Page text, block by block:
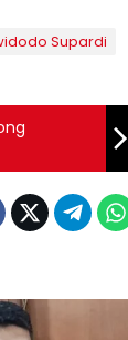
Supardi